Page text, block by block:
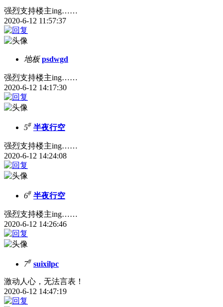
强烈支持楼主ing……
2020-6-12 11:57:37
地板 psdwgd
强烈支持楼主ing……
2020-6-12 14:17:30
5# 半夜行空
强烈支持楼主ing……
2020-6-12 14:24:08
6# 半夜行空
强烈支持楼主ing……
2020-6-12 14:26:46
7# suixilpc
激动人心，无法言表！
2020-6-12 14:47:19